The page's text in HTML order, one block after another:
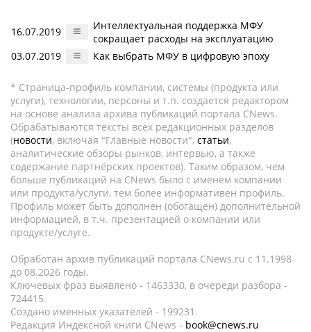
16.07.2019
Интеллектуальная поддержка МФУ
сокращает расходы на эксплуатацию
03.07.2019
Как выбрать МФУ в цифровую эпоху
* Страница-профиль компании, системы (продукта или
услуги), технологии, персоны и т.п. создается редактором
на основе анализа архива публикаций портала CNews.
Обрабатываются тексты всех редакционных разделов
(новости, включая "Главные новости", статьи,
аналитические обзоры рынков, интервью, а также
содержание партнёрских проектов). Таким образом, чем
больше публикаций на CNews было с именем компании
или продукта/услуги, тем более информативен профиль.
Профиль может быть дополнен (обогащен) дополнительной
информацией, в т.ч. презентацией о компании или
продукте/услуге.
Обработан архив публикаций портала CNews.ru c 11.1998
до 08.2026 годы.
Ключевых фраз выявлено - 1463330, в очереди разбора -
724415.
Создано именных указателей - 199231.
Редакция Индексной книги CNews - book@cnews.ru